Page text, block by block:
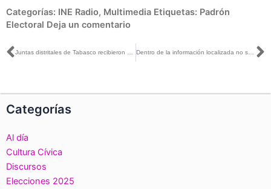
Categorías: INE Radio, Multimedia Etiquetas: Padrón
Electoral Deja un comentario
Ant Dentro de la información localizada no se encuentran datos biométricos de los electores: René Miranda con Javier Solórzano
Categorías
Al día
Cultura Cívica
Discursos
Elecciones 2025